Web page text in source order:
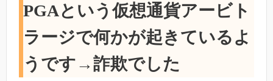
PGAという仮想通貨アービト
ラージで何かが起きているよ
うです→詐欺でした